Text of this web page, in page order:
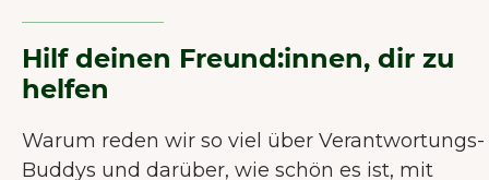
Hilf deinen Freund:innen, dir zu
helfen
Warum reden wir so viel über Verantwortungs-
Buddys und darüber, wie schön es ist, mit